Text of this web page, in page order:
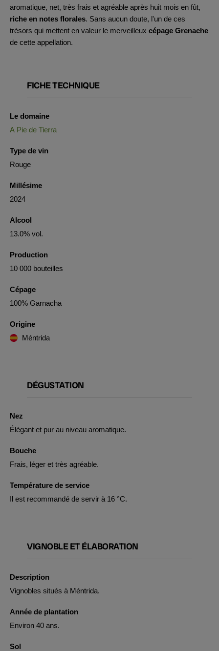
aromatique, net, très frais et agréable après huit mois en fût,
riche en notes florales. Sans aucun doute, l'un de ces
trésors qui mettent en valeur le merveilleux cépage Grenache
de cette appellation.
FICHE TECHNIQUE
Le domaine
A Pie de Tierra
Type de vin
Rouge
Millésime
2024
Alcool
13.0% vol.
Production
10 000 bouteilles
Cépage
100% Garnacha
Origine
Méntrida
DÉGUSTATION
Nez
Élégant et pur au niveau aromatique.
Bouche
Frais, léger et très agréable.
Température de service
Il est recommandé de servir à 16 °C.
VIGNOBLE ET ÉLABORATION
Description
Vignobles situés à Méntrida.
Année de plantation
Environ 40 ans.
Sol